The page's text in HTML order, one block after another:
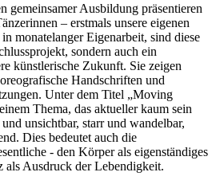
gemeinsamer Ausbildung präsentieren
– erstmals unsere eigenen
monatelanger Eigenarbeit, sind diese
sondern auch ein
künstlerische Zukunft. Sie zeigen
Handschriften und
Unter dem Titel „Moving
Thema, das aktueller kaum sein
unsichtbar, starr und wandelbar,
Dies bedeutet auch die
- den Körper als eigenständiges
als Ausdruck der Lebendigkeit.